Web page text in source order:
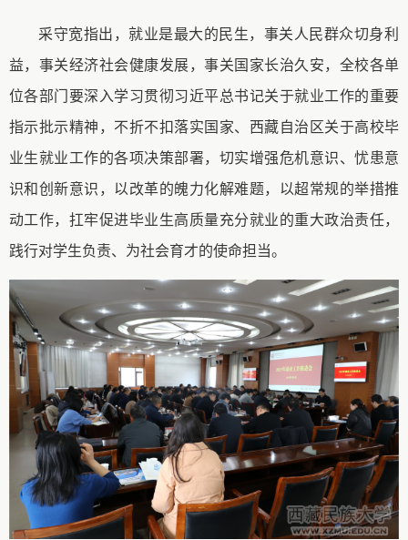
采守宽指出，就业是最大的民生，事关人民群众切身利
益，事关经济社会健康发展，事关国家长治久安，全校各单
位各部门要深入学习贯彻习近平总书记关于就业工作的重要
指示批示精神，不折不扣落实国家、西藏自治区关于高校毕
业生就业工作的各项决策部署，切实增强危机意识、忧患意
识和创新意识，以改革的魄力化解难题，以超常规的举措推
动工作，扛牢促进毕业生高质量充分就业的重大政治责任，
践行对学生负责、为社会育才的使命担当。